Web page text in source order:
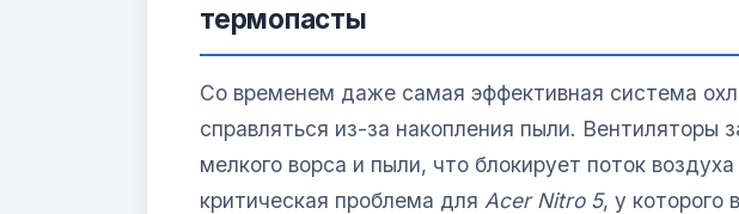
термопасты
Со временем даже самая эффективная система
справляться из-за накопления пыли. Вентиляторы
мелкого ворса и пыли, что блокирует поток
критическая проблема для Acer Nitro 5, у которого